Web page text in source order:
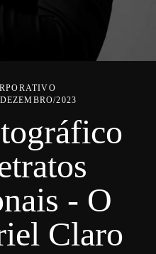
2023
- O
Claro